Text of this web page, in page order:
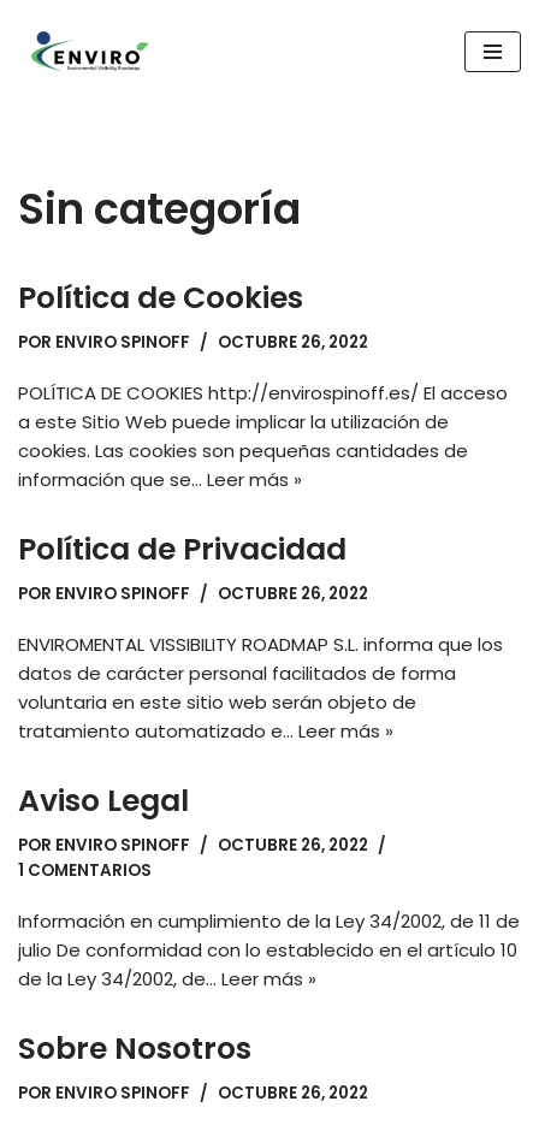
Saltar
Sin categoría
Política de Cookies
POR ENVIRO SPINOFF OCTUBRE 26, 2022
POLÍTICA DE COOKIES http://envirospinoff.es/ El acceso
a este Sitio Web puede implicar la utilización de
cookies. Las cookies son pequeñas cantidades de
información que se… Leer más »
Política de Privacidad
POR ENVIRO SPINOFF OCTUBRE 26, 2022
ENVIROMENTAL VISSIBILITY ROADMAP S.L. informa que los
datos de carácter personal facilitados de forma
voluntaria en este sitio web serán objeto de
tratamiento automatizado e… Leer más »
Aviso Legal
POR ENVIRO SPINOFF
OCTUBRE 26, 2022
1 COMENTARIOS
Información en cumplimiento de la Ley 34/2002, de 11 de
julio De conformidad con lo establecido en el artículo 10
de la Ley 34/2002, de… Leer más »
Sobre Nosotros
POR ENVIRO SPINOFF OCTUBRE 26, 2022